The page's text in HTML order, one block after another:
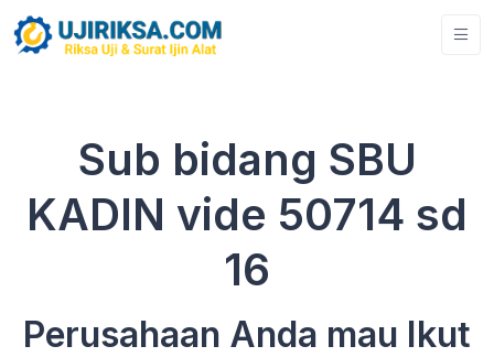
Sub bidang SBU
KADIN vide 50714 sd
16
Perusahaan Anda mau Ikut